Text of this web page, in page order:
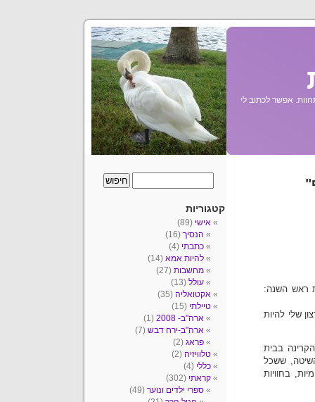
אפשר לכתוב לי
ראש השנה:
שלי להיות
בבית
ששכל
בחוויות
קטגוריות
אישי (89)
הנסיך (16)
כתבתי (4)
להיות אמא (14)
מחשבות (27)
עולל (13)
אקטואליה (35)
טיילתי (15)
ארה"ב- 2008
(1)
ארה"ב-ירח דבש (7)
פראג (2)
טלוויזיה (2)
כללי (4)
קראתי (302)
ספרי ילדים ונוער (49)